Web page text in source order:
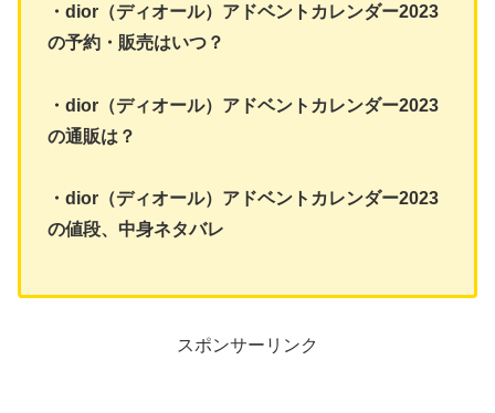
・dior（ディオール）アドベントカレンダー2023
の予約・販売はいつ？
・dior（ディオール）アドベントカレンダー2023
の通販は？
・dior（ディオール）アドベントカレンダー2023
の値段、中身ネタバレ
スポンサーリンク